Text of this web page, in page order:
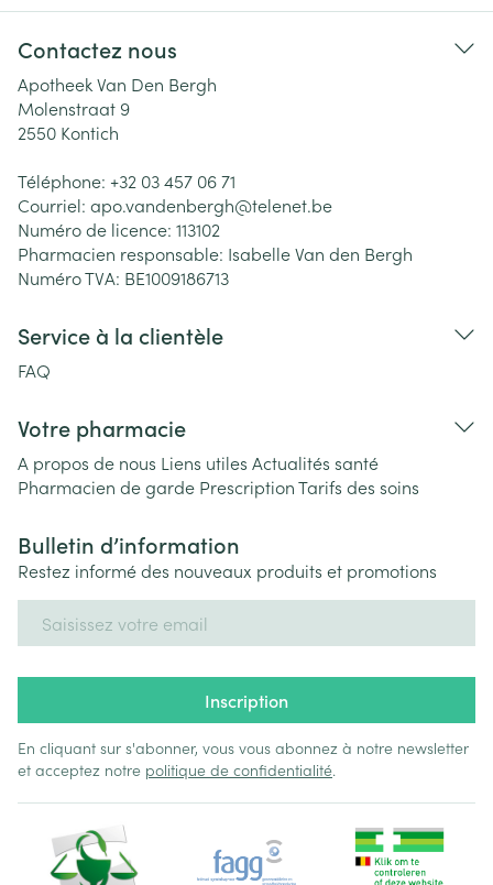
Contactez nous
Apotheek Van Den Bergh
Molenstraat 9
2550 Kontich
Téléphone: +32 03 457 06 71
Courriel: apo.vandenbergh@telenet.be
Numéro de licence: 113102
Pharmacien responsable: Isabelle Van den Bergh
Numéro TVA: BE1009186713
Service à la clientèle
FAQ
Votre pharmacie
A propos de nous Liens utiles Actualités santé
Pharmacien de garde PrescriptionTarifs des soins
Bulletin d’information
Restez informé des nouveaux produits et promotions
Inscription
En cliquant sur s'abonner, vous vous abonnez à notre newsletter
et acceptez notre politique de confidentialité.